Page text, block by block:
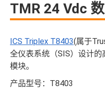
TMR 24 Vdc
ICS Triplex T8403(属于
全仪表系统（SIS）设计
模块。
产品型号：T8403